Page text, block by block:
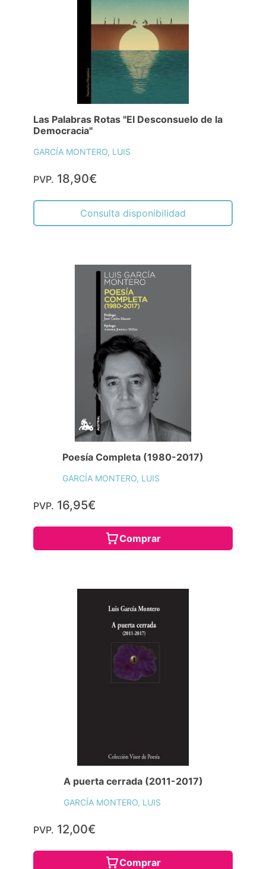
Las Palabras Rotas "El Desconsuelo de la
Democracia"
GARCÍA MONTERO, LUIS
PVP. 18,90€
Consulta disponibilidad
Poesía Completa (1980-2017)
GARCÍA MONTERO, LUIS
PVP. 16,95€
Comprar
A puerta cerrada (2011-2017)
GARCÍA MONTERO, LUIS
PVP. 12,00€
Comprar